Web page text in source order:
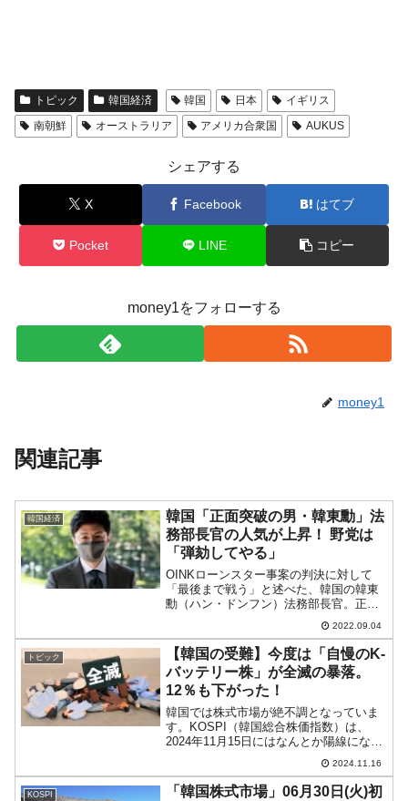
Fact1
日本人マスターズ挑戦の歴史。松山以前に最高位
だった選手とは？
甲子園通算本塁打、最多の清原に次いで多く打っ
ている意外な選手とは？
セレクトセールの高額取引馬が稼いだ金額とは？
トピック 韓国経済 韓国 日本
イギリス
南朝鮮
オーストラリア アメリカ合衆国 AUKUS
シェアする
X Facebook はてブ
Pocket LINE コピー
money1をフォローする
money1
関連記事
韓国経済
韓国「正面突破の男・韓東勳」法
務部長官の人気が上昇！ 野党は
「弾劾してやる」
OINKローンスター事案の判決に対して
「最後まで戦う」と述べた、韓国の韓東
勳（ハン・ドンフン）法務部長官。正確
には「大韓民国政府の血のような税金が
たった一滴でも流されてはならないとい
う覚悟で最後まで最善を尽くす」と述べ
たのですが、この格好い...
2022.09.04
トピック
【韓国の受難】今度は「自慢のK-
バッテリー株」が全滅の暴落。
12％も下がった！
韓国では株式市場が絶不調となっていま
す。KOSPI（韓国総合株価指数）は、
2024年11月15日にはなんとか陽線になり
ました（チャートは『Investing.com』よ
り引用：以下同）。ローソク足1本が1週
間の値動きを示す「週足」で見ると、...
2024.11.16
KOSPI
「韓国株式市場」06月30日(火)初